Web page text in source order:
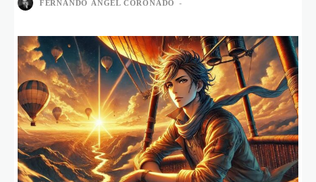
FERNANDO ÁNGEL CORONADO -